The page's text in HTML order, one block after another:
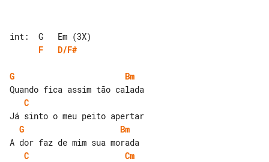
F
D/F#
G
Bm
C
G
Bm
C
Cm